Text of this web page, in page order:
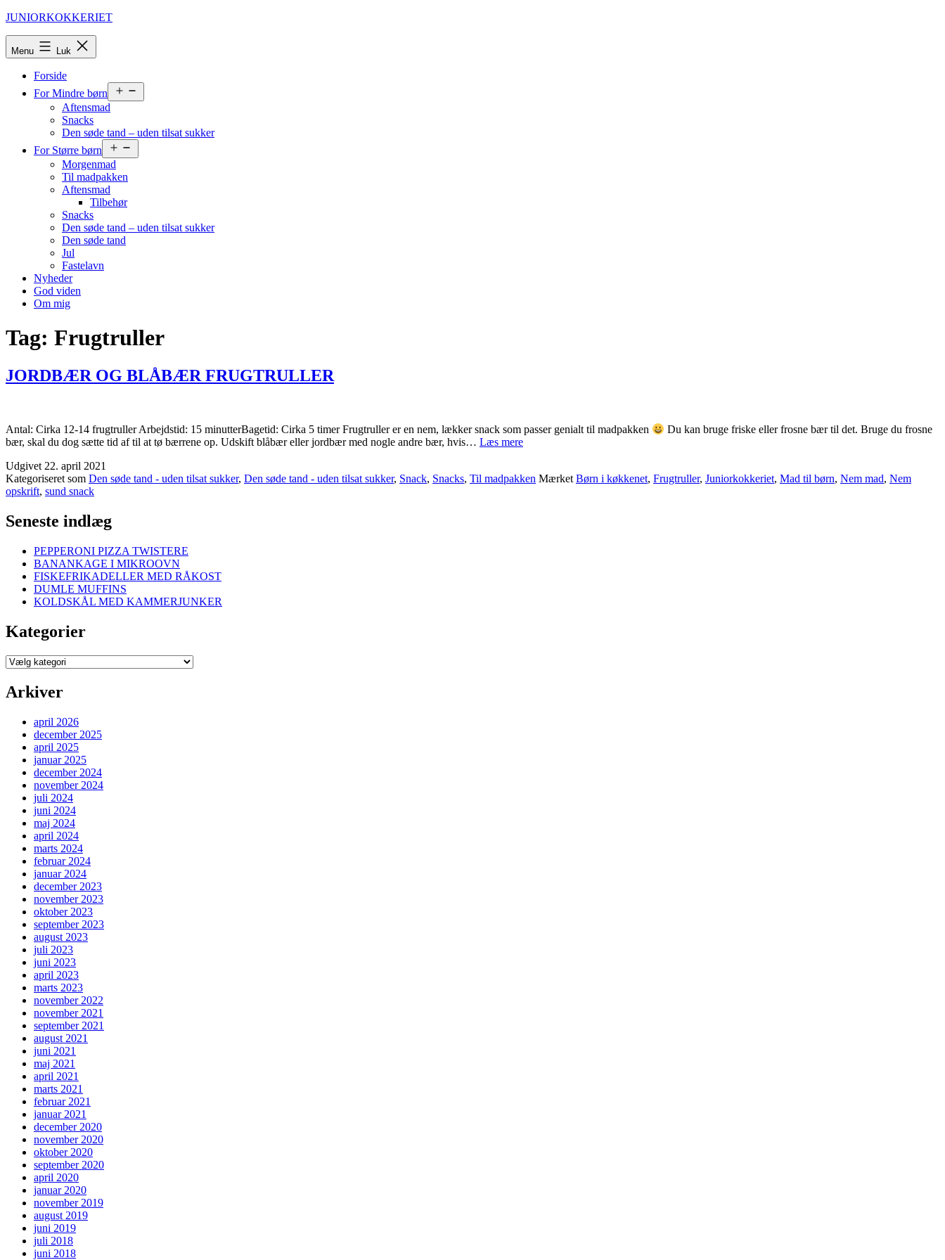
Fortsæt
JUNIORKOKKERIET
Menu Luk
Forside
For Mindre børn
menu
Aftensmad
Snacks
Den søde tand – uden tilsat sukker
For Større børn
menu
Morgenmad
Til madpakken
Aftensmad
Tilbehør
Snacks
Den søde tand – uden tilsat sukker
Den søde tand
Jul
Fastelavn
Nyheder
God viden
Om mig
Tag: Frugtruller
JORDBÆR OG BLÅBÆR FRUGTRULLER
Antal: Cirka 12-14 frugtruller Arbejdstid: 15 minutterBagetid: Cirka 5 timer Frugtruller er en nem, lækker snack som passer genialt til madpakken
Du kan bruge friske eller frosne bær til det. Bruge du frosne
bær, skal du dog sætte tid af til at tø bærrene op. Udskift blåbær eller jordbær med nogle andre bær, hvis… Læs mereJORDBÆR
FRUGTRULLER
Udgivet 22. april 2021
Kategoriseret som Den søde tand - uden tilsat sukker, Den søde tand - uden tilsat sukker, Snack, Snacks, Til madpakken Mærket Børn i køkkenet, Frugtruller, Juniorkokkeriet, Mad til børn, Nem mad, Nem
opskrift, sund snack
Seneste indlæg
PEPPERONI PIZZA TWISTERE
BANANKAGE I MIKROOVN
FISKEFRIKADELLER MED RÅKOST
DUMLE MUFFINS
KOLDSKÅL MED KAMMERJUNKER
Kategorier
Kategorier
Arkiver
april 2026
december 2025
april 2025
januar 2025
december 2024
november 2024
juli 2024
juni 2024
maj 2024
april 2024
marts 2024
februar 2024
januar 2024
december 2023
november 2023
oktober 2023
september 2023
august 2023
juli 2023
juni 2023
april 2023
marts 2023
november 2022
november 2021
september 2021
august 2021
juni 2021
maj 2021
april 2021
marts 2021
februar 2021
januar 2021
december 2020
november 2020
oktober 2020
september 2020
april 2020
januar 2020
november 2019
august 2019
juni 2019
juli 2018
juni 2018